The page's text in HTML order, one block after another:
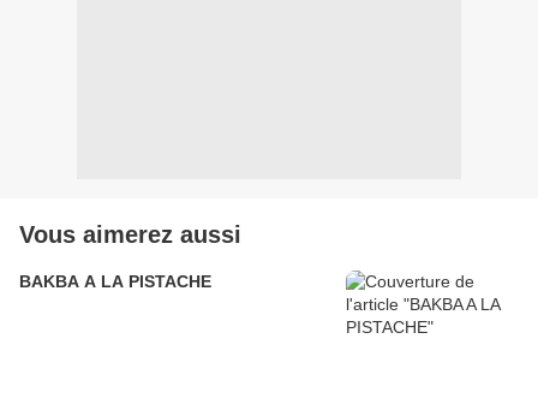
Vous aimerez aussi
BAKBA A LA PISTACHE